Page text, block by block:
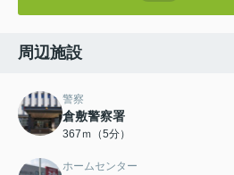
周辺施設
警察
倉敷警察署
367ｍ（5分）
ホームセンター